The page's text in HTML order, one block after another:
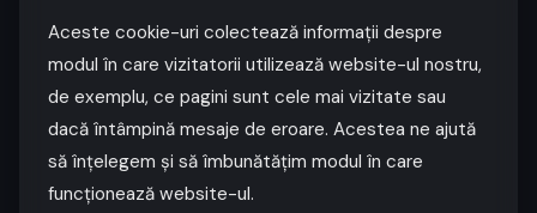
Aceste cookie-uri colectează informații despre
modul în care vizitatorii utilizează website-ul nostru,
de exemplu, ce pagini sunt cele mai vizitate sau
dacă întâmpină mesaje de eroare. Acestea ne ajută
să înțelegem și să îmbunătățim modul în care
funcționează website-ul.